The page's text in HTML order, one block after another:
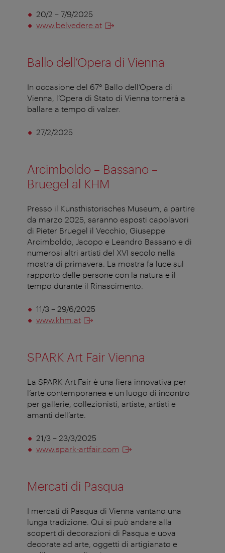
20/2 – 7/9/2025
www.belvedere.at
Ballo dell’Opera di Vienna
In occasione del 67° Ballo dell’Opera di
Vienna, l’Opera di Stato di Vienna tornerà a
ballare a tempo di valzer.
27/2/2025
Arcimboldo – Bassano –
Bruegel al KHM
Presso il Kunsthistorisches Museum, a partire
da marzo 2025, saranno esposti capolavori
di Pieter Bruegel il Vecchio, Giuseppe
Arcimboldo, Jacopo e Leandro Bassano e di
numerosi altri artisti del XVI secolo nella
mostra di primavera. La mostra fa luce sul
rapporto delle persone con la natura e il
tempo durante il Rinascimento.
11/3 – 29/6/2025
www.khm.at
SPARK Art Fair Vienna
La SPARK Art Fair è una fiera innovativa per
l’arte contemporanea e un luogo di incontro
per gallerie, collezionisti, artiste, artisti e
amanti dell’arte.
21/3 – 23/3/2025
www.spark-artfair.com
Mercati di Pasqua
I mercati di Pasqua di Vienna vantano una
lunga tradizione. Qui si può andare alla
scopert di decorazioni di Pasqua e uova
decorate ad arte, oggetti di artigianato e